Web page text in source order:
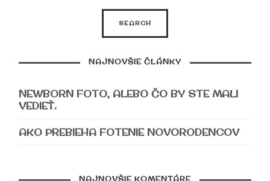
NAJNOVŠIE ČLÁNKY
NEWBORN FOTO, ALEBO ČO BY STE MALI
VEDIEŤ.
AKO PREBIEHA FOTENIE NOVORODENCOV
NAJNOVŠIE KOMENTÁRE